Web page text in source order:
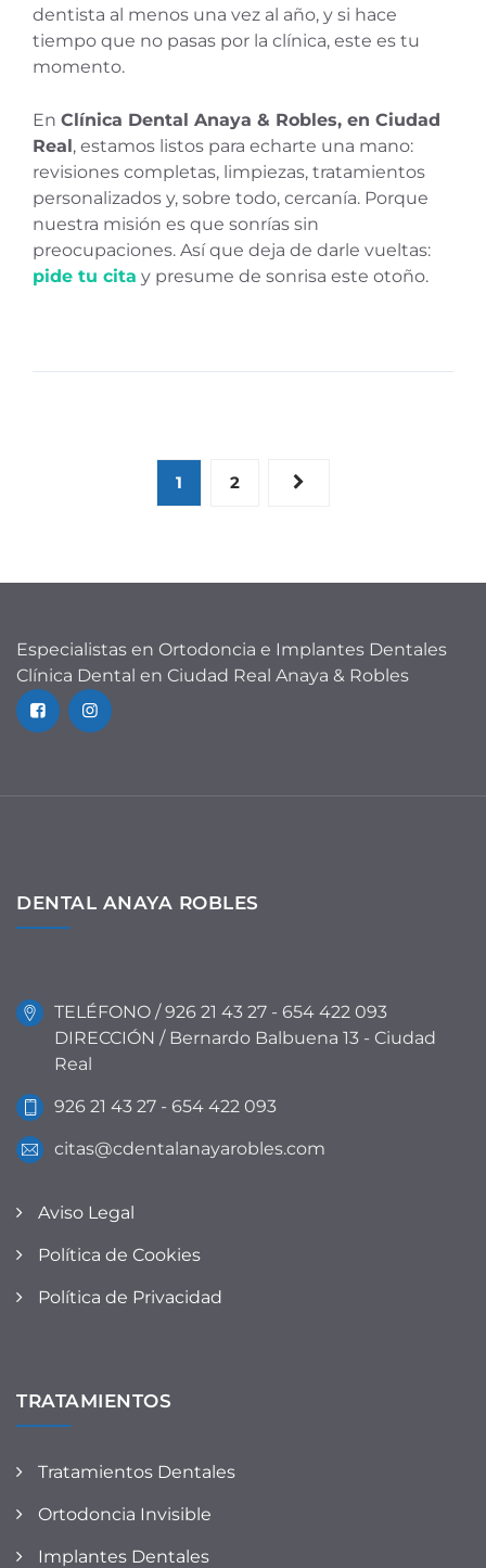
dentista al menos una vez al año, y si hace
tiempo que no pasas por la clínica, este es tu
momento.
En Clínica Dental Anaya & Robles, en Ciudad
Real, estamos listos para echarte una mano:
revisiones completas, limpiezas, tratamientos
personalizados y, sobre todo, cercanía. Porque
nuestra misión es que sonrías sin
preocupaciones. Así que deja de darle vueltas:
pide tu cita y presume de sonrisa este otoño.
Paginación
1 2
Especialistas en Ortodoncia e Implantes Dentales
Clínica Dental en Ciudad Real Anaya & Robles
DENTAL ANAYA ROBLES
TELÉFONO / 926 21 43 27 - 654 422 093
DIRECCIÓN / Bernardo Balbuena 13 - Ciudad
Real
926 21 43 27 - 654 422 093
citas@cdentalanayarobles.com
Aviso Legal
Política de Cookies
Política de Privacidad
TRATAMIENTOS
Tratamientos Dentales
Ortodoncia Invisible
Implantes Dentales